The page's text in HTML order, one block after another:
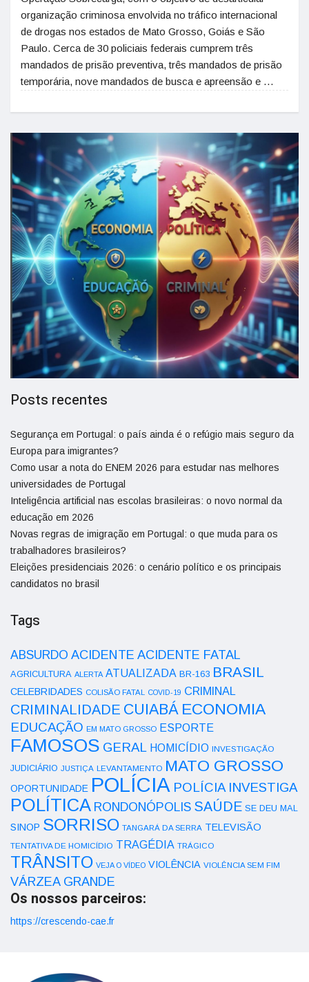
organização criminosa envolvida no tráfico internacional
de drogas nos estados de Mato Grosso, Goiás e São
Paulo. Cerca de 30 policiais federais cumprem três
mandados de prisão preventiva, três mandados de prisão
temporária, nove mandados de busca e apreensão e …
Posts recentes
Segurança em Portugal: o país ainda é o refúgio mais seguro da
Europa para imigrantes?
Como usar a nota do ENEM 2026 para estudar nas melhores
universidades de Portugal
Inteligência artificial nas escolas brasileiras: o novo normal da
educação em 2026
Novas regras de imigração em Portugal: o que muda para os
trabalhadores brasileiros?
Eleições presidenciais 2026: o cenário político e os principais
candidatos no brasil
Tags
ABSURDO ACIDENTE ACIDENTE FATAL
AGRICULTURA ALERTA ATUALIZADA BR-163 BRASIL
CELEBRIDADES COLISÃO FATAL COVID-19 CRIMINAL
CRIMINALIDADE CUIABÁ ECONOMIA
EDUCAÇÃO EM MATO GROSSO ESPORTE
FAMOSOS GERAL HOMICÍDIO INVESTIGAÇÃO
JUDICIÁRIO JUSTIÇA LEVANTAMENTO MATO GROSSO
OPORTUNIDADE POLÍCIA POLÍCIA INVESTIGA
POLÍTICA RONDONÓPOLIS SAÚDE SE DEU MAL
SINOP SORRISO TANGARÁ DA SERRA TELEVISÃO
TENTATIVA DE HOMICÍDIO TRAGÉDIA TRÁGICO
TRÂNSITO VEJA O VÍDEO VIOLÊNCIA VIOLÊNCIA SEM FIM
VÁRZEA GRANDE
Os nossos parceiros:
https://crescendo-cae.fr